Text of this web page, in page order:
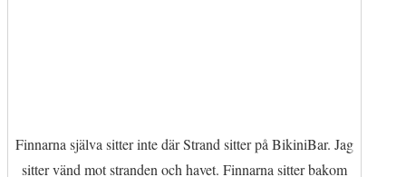
Finnarna själva sitter inte där Strand sitter på BikiniBar. Jag
sitter vänd mot stranden och havet. Finnarna sitter bakom